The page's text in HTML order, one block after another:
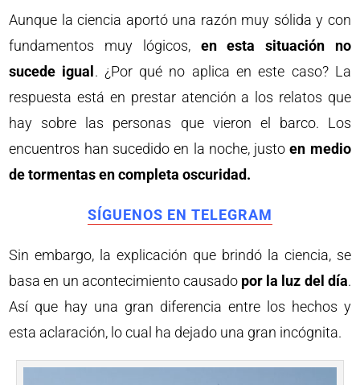
Aunque la ciencia aportó una razón muy sólida y con
fundamentos muy lógicos, en esta situación no
sucede igual. ¿Por qué no aplica en este caso? La
respuesta está en prestar atención a los relatos que
hay sobre las personas que vieron el barco. Los
encuentros han sucedido en la noche, justoen medio
de tormentas en completa oscuridad.
SÍGUENOS EN TELEGRAM
Sin embargo, la explicación que brindó la ciencia, se
basa en un acontecimiento causado por la luz del día.
Así que hay una gran diferencia entre los hechos y
esta aclaración, lo cual ha dejado una gran incógnita.